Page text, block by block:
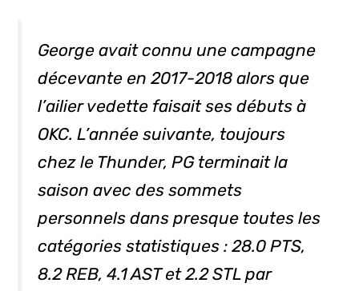
George avait connu une campagne
décevante en 2017-2018 alors que
l’ailier vedette faisait ses débuts à
OKC. L’année suivante, toujours
chez le Thunder, PG terminait la
saison avec des sommets
personnels dans presque toutes les
catégories statistiques : 28.0 PTS,
8.2 REB, 4.1 AST et 2.2 STL par